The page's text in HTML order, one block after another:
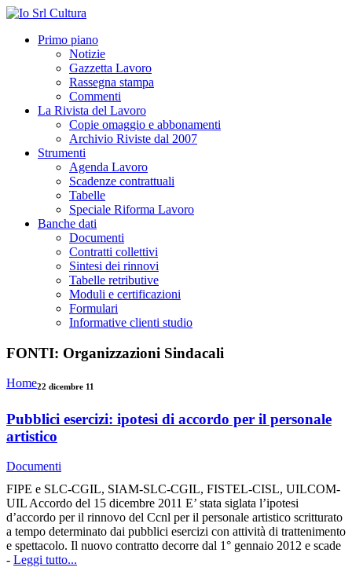
Primo piano
Notizie
Gazzetta Lavoro
Rassegna stampa
Commenti
La Rivista del Lavoro
Copie omaggio e abbonamenti
Archivio Riviste dal 2007
Strumenti
Agenda Lavoro
Scadenze contrattuali
Tabelle
Speciale Riforma Lavoro
Banche dati
Documenti
Contratti collettivi
Sintesi dei rinnovi
Tabelle retributive
Moduli e certificazioni
Formulari
Informative clienti studio
FONTI: Organizzazioni Sindacali
Home22 dicembre 11
Pubblici esercizi: ipotesi di accordo per il personale
artistico
Documenti
FIPE e SLC-CGIL, SIAM-SLC-CGIL, FISTEL-CISL, UILCOM-
UIL Accordo del 15 dicembre 2011 E’ stata siglata l’ipotesi
d’accordo per il rinnovo del Ccnl per il personale artistico scritturato
a tempo determinato dai pubblici esercizi con attività di trattenimento
e spettacolo. Il nuovo contratto decorre dal 1° gennaio 2012 e scade
- Leggi tutto...